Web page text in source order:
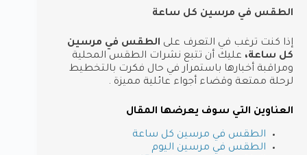
الطقس في مرسين كل ساعة
إذا كنت ترغب في التعرف على الطقس في مرسين
كل ساعة، عليك أن تتبع نشرات الطقس المحلية
ومراقبة أخبارها باستمرار في حال فكرت بالتخطيط
لرحلة ممتعة وقضاء أجواء عائلية مميزة .
العناوين التي سوف يعرضها المقال
الطقس في مرسين كل ساعة
الطقس في مرسين اليوم